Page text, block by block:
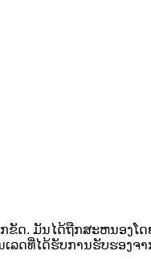
ຂັດ. ມັນໄດ້ຖືກສະຫນອງໂ
ລດທີ່ໄດ້ຮັບການຮັບຮອງຈາ